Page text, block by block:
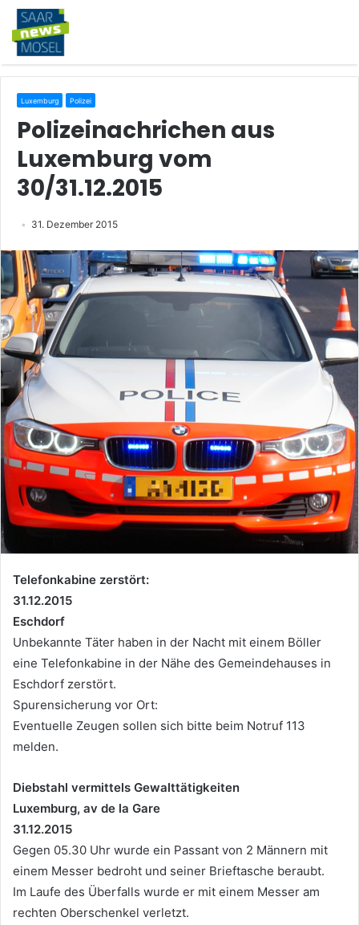
Luxemburg Polizei
Polizeinachrichen aus
Luxemburg vom
30/31.12.2015
31. Dezember 2015
Telefonkabine zerstört:
31.12.2015
Eschdorf
Unbekannte Täter haben in der Nacht mit einem Böller
eine Telefonkabine in der Nähe des Gemeindehauses in
Eschdorf zerstört.
Spurensicherung vor Ort:
Eventuelle Zeugen sollen sich bitte beim Notruf 113
melden.
Diebstahl vermittels Gewalttätigkeiten
Luxemburg, av de la Gare
31.12.2015
Gegen 05.30 Uhr wurde ein Passant von 2 Männern mit
einem Messer bedroht und seiner Brieftasche beraubt.
Im Laufe des Überfalls wurde er mit einem Messer am
rechten Oberschenkel verletzt.